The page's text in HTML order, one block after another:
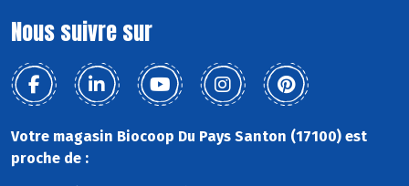
Nous suivre sur
Votre magasin Biocoop Du Pays Santon (17100) est
proche de :